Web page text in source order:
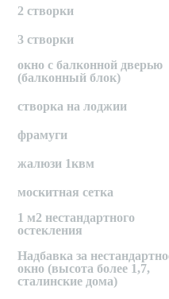
2 створки
3 створки
окно с балконной дверью
(балконный блок)
створка на лоджии
фрамуги
жалюзи 1квм
москитная сетка
1 м2 нестандартного
остекления
Надбавка за
окно (высота более 1,7,
сталинские дома)